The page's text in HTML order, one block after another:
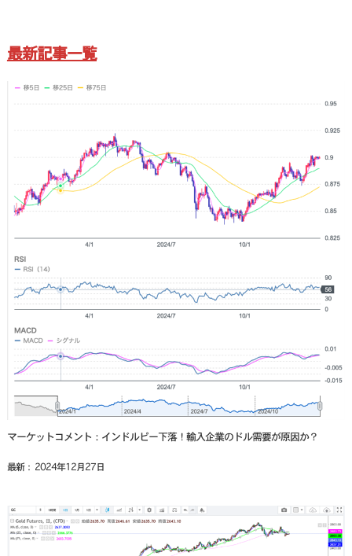
最新記事一覧
マーケットコメント：インドルピー下落！輸入企業のドル需要が原因か？
最新： 2024年12月27日